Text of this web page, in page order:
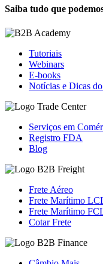
Saiba tudo que
Tutoriais
Webinars
E-books
Notícias e Dicas
Serviços em
Registro FDA
Blog
Frete Aéreo
Frete Marítimo
Frete Marítimo
Cotar Frete